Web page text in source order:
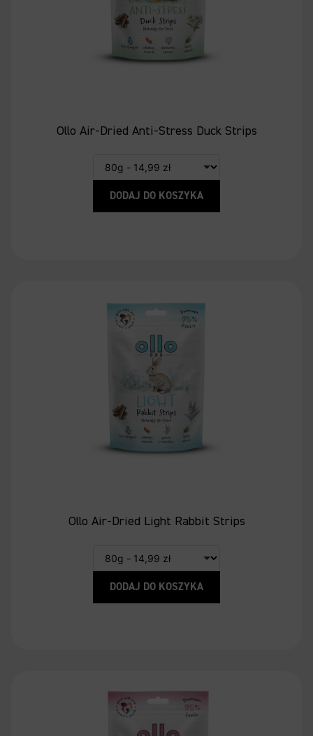
Ollo Air-Dried Anti-Stress Duck Strips
DODAJ DO KOSZYKA
Ollo Air-Dried Light Rabbit Strips
DODAJ DO KOSZYKA